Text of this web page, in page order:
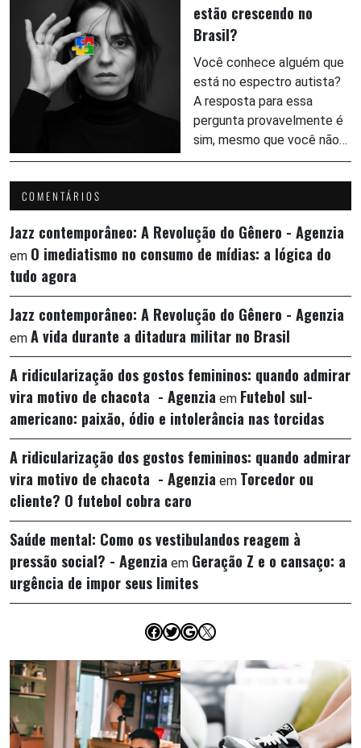
estão crescendo no
Brasil?
Você conhece alguém que
está no espectro autista?
A resposta para essa
pergunta provavelmente é
sim, mesmo que você não…
COMENTÁRIOS
Jazz contemporâneo: A Revolução do Gênero - Agenzia
em O imediatismo no consumo de mídias: a lógica do
tudo agora
Jazz contemporâneo: A Revolução do Gênero - Agenzia
em A vida durante a ditadura militar no Brasil
A ridicularização dos gostos femininos: quando admirar
vira motivo de chacota - Agenzia em Futebol sul-
americano: paixão, ódio e intolerância nas torcidas
A ridicularização dos gostos femininos: quando admirar
vira motivo de chacota - Agenzia em Torcedor ou
cliente? O futebol cobra caro
Saúde mental: Como os vestibulandos reagem à
pressão social? - Agenzia em Geração Z e o cansaço: a
urgência de impor seus limites
Facebook
Twitter
Google
X